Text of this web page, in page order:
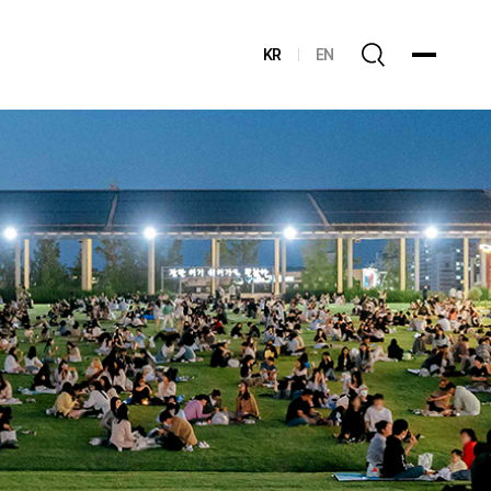
KR EN